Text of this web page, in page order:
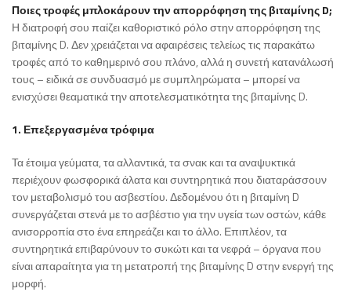
Ποιες τροφές μπλοκάρουν την απορρόφηση της βιταμίνης D;
Η διατροφή σου παίζει καθοριστικό ρόλο στην απορρόφηση της
βιταμίνης D. Δεν χρειάζεται να αφαιρέσεις τελείως τις παρακάτω
τροφές από το καθημερινό σου πλάνο, αλλά η συνετή κατανάλωσή
τους – ειδικά σε συνδυασμό με συμπληρώματα – μπορεί να
ενισχύσει θεαματικά την αποτελεσματικότητα της βιταμίνης D.
1. Επεξεργασμένα τρόφιμα
Τα έτοιμα γεύματα, τα αλλαντικά, τα σνακ και τα αναψυκτικά
περιέχουν φωσφορικά άλατα και συντηρητικά που διαταράσσουν
τον μεταβολισμό του ασβεστίου. Δεδομένου ότι η βιταμίνη D
συνεργάζεται στενά με το ασβέστιο για την υγεία των οστών, κάθε
ανισορροπία στο ένα επηρεάζει και το άλλο. Επιπλέον, τα
συντηρητικά επιβαρύνουν το συκώτι και τα νεφρά – όργανα που
είναι απαραίτητα για τη μετατροπή της βιταμίνης D στην ενεργή της
μορφή.